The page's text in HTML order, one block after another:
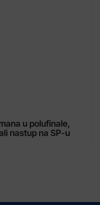
u polufinale,
nastup na SP-u